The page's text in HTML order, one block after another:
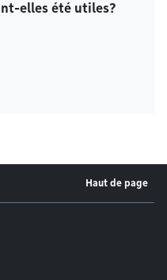
elles été utiles?
Haut de page